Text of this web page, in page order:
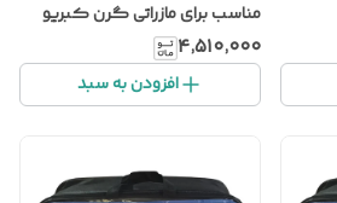
مناسب برای مازراتی گرن کبریو
۴٬۵۱۰٬۰۰۰
افزودن به سبد